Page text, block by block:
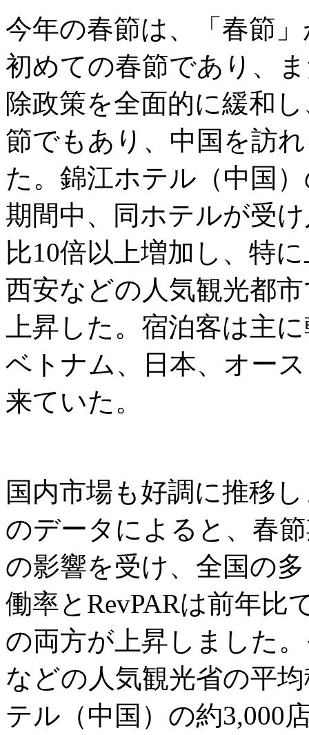
今年の春節は、「春節
初めての春節であり、
除政策を全面的に緩和
節でもあり、中国を訪
た。錦江ホテル（中国
期間中、同ホテルが受
比10倍以上増加し、特
西安などの人気観光都
上昇した。宿泊客は主
ベトナム、日本、オー
来ていた。
国内市場も好調に推移
のデータによると、春
の影響を受け、全国の
働率とRevPARは前年比
の両方が上昇しました
などの人気観光省の平
テル（中国）の約3,000